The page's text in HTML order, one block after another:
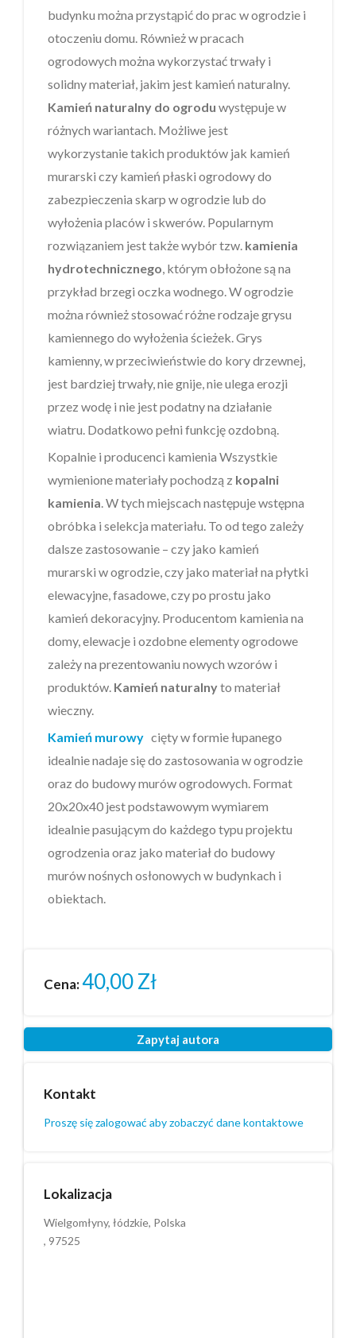
budynku można przystąpić do prac w ogrodzie i
otoczeniu domu. Również w pracach
ogrodowych można wykorzystać trwały i
solidny materiał, jakim jest kamień naturalny.
Kamień naturalny do ogrodu występuje w
różnych wariantach. Możliwe jest
wykorzystanie takich produktów jak kamień
murarski czy kamień płaski ogrodowy do
zabezpieczenia skarp w ogrodzie lub do
wyłożenia placów i skwerów. Popularnym
rozwiązaniem jest także wybór tzw. kamienia
hydrotechnicznego , którym obłożone są na
przykład brzegi oczka wodnego. W ogrodzie
można również stosować różne rodzaje grysu
kamiennego do wyłożenia ścieżek. Grys
kamienny, w przeciwieństwie do kory drzewnej,
jest bardziej trwały, nie gnije, nie ulega erozji
przez wodę i nie jest podatny na działanie
wiatru. Dodatkowo pełni funkcję ozdobną.
Kopalnie i producenci kamienia Wszystkie
wymienione materiały pochodzą z kopalni
kamienia . W tych miejscach następuje wstępna
obróbka i selekcja materiału. To od tego zależy
dalsze zastosowanie – czy jako kamień
murarski w ogrodzie, czy jako materiał na płytki
elewacyjne, fasadowe, czy po prostu jako
kamień dekoracyjny. Producentom kamienia na
domy, elewacje i ozdobne elementy ogrodowe
zależy na prezentowaniu nowych wzorów i
produktów. Kamień naturalnyto materiał
wieczny.
Kamień murowy cięty w formie łupanego
idealnie nadaje się do zastosowania w ogrodzie
oraz do budowy murów ogrodowych. Format
20x20x40 jest podstawowym wymiarem
idealnie pasującym do każdego typu projektu
ogrodzenia oraz jako materiał do budowy
murów nośnych osłonowych w budynkach i
obiektach.
Cena:40,00Zł
Zapytaj autora
Kontakt
Proszę się zalogować aby zobaczyć dane kontaktowe
Lokalizacja
Wielgomłyny, łódzkie, Polska
, 97525